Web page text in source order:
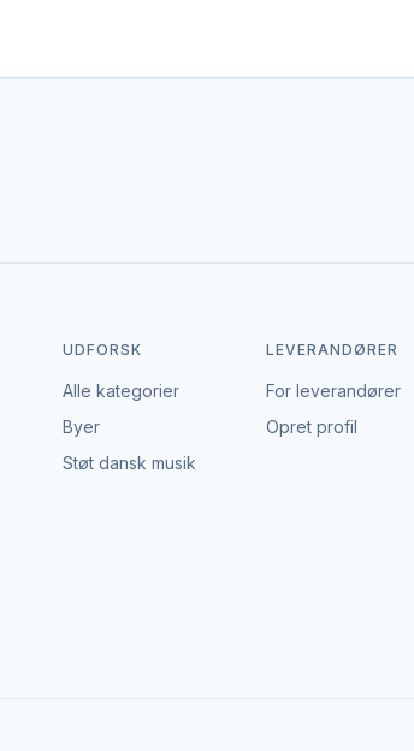
atmosfære. Musikken kan fungere
oplevelse
Musikken kan tilpasses dine ønsker, og
arrangementer, hvor stemning og nærvær er i
solist vil typisk ligge i en lavere prisklasse end
UDFORSK
Alle kategorier
Byer
Støt dansk musik
LEVERANDØRER
For leverandører
Opret profil